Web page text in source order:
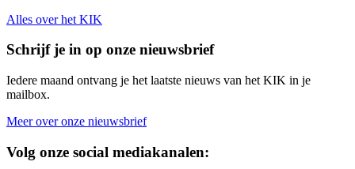
Alles over het KIK
Schrijf je in op onze nieuwsbrief
Iedere maand ontvang je het laatste nieuws van het KIK in je
mailbox.
Meer over onze nieuwsbrief
Volg onze social mediakanalen: